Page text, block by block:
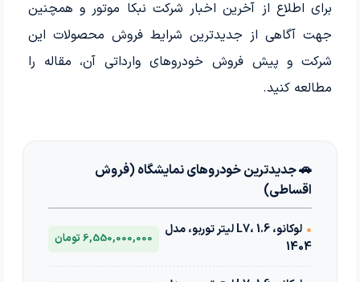
برای اطلاع از آخرین اخبار شرکت نبکا موتور و همچنین
جهت آگاهی از جدیدترین شرایط فروش محصولات این
شرکت و پیش فروش خودروهای وارداتی آن، مقاله را
مطالعه کنید.
🚗 جدیدترین خودروهای نمایشگاه (فروش
اقساطی)
•
لوکانو، L7، 1.6 لیتر توربو، مدل
1404
6,550,000,000 تومان